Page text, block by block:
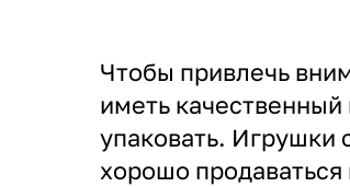
Чтобы привлечь
иметь качественный
упаковать. Игрушки
хорошо